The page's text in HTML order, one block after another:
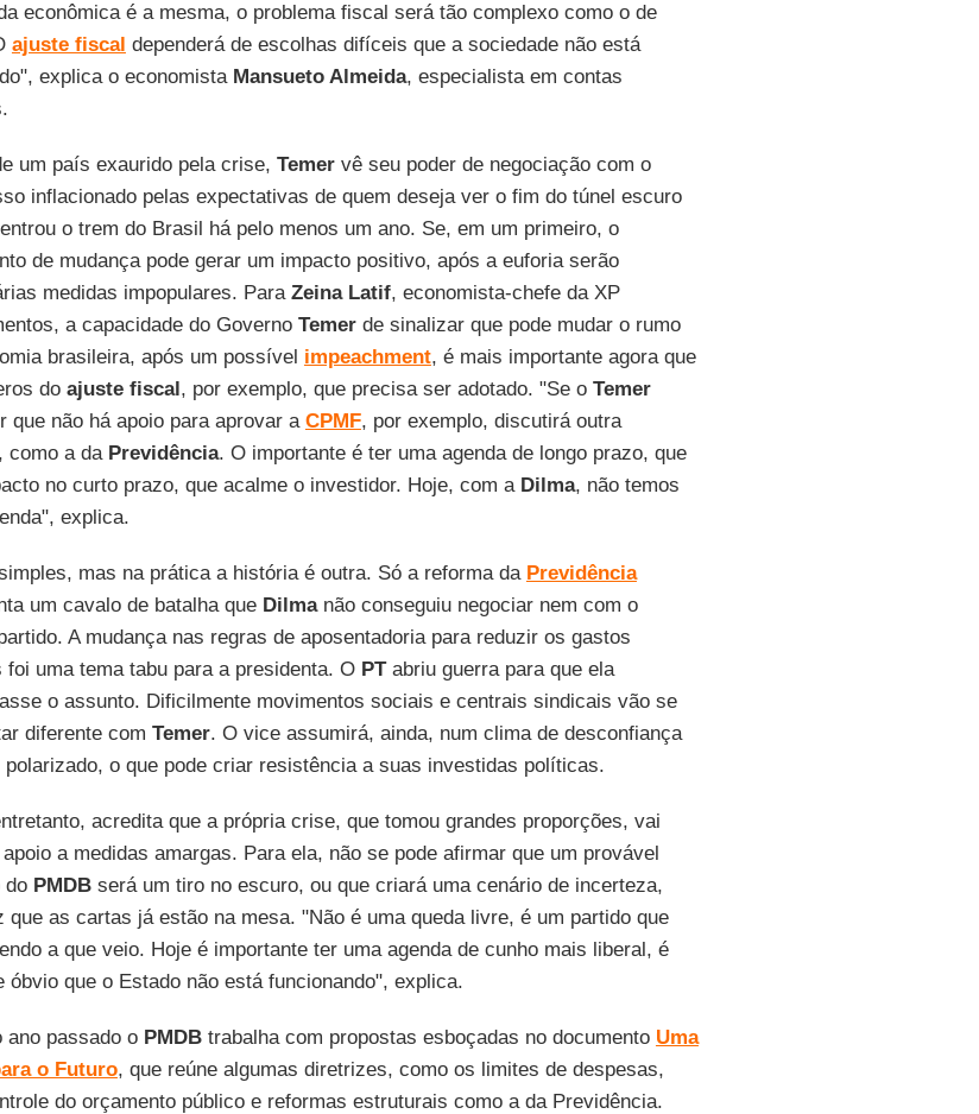
econômica é a mesma, o problema fiscal será tão complexo como o de
ajuste fiscal dependerá de escolhas difíceis que a sociedade não está
explica o economista Mansueto Almeida, especialista em contas
um país exaurido pela crise, Temervê seu poder de negociação com o
inflacionado pelas expectativas de quem deseja ver o fim do túnel escuro
o trem do Brasil há pelo menos um ano. Se, em um primeiro, o
de mudança pode gerar um impacto positivo, após a euforia serão
medidas impopulares. Para Zeina Latif, economista-chefe da XP
a capacidade do Governo Temerde sinalizar que pode mudar o rumo
brasileira, após um possível impeachment, é mais importante agora que
do ajuste fiscal, por exemplo, que precisa ser adotado. "Se o Temer
que não há apoio para aprovar a CPMF, por exemplo, discutirá outra
como a da Previdência. O importante é ter uma agenda de longo prazo, que
no curto prazo, que acalme o investidor. Hoje, com a Dilma, não temos
explica.
mas na prática a história é outra. Só a reforma da Previdência
um cavalo de batalha que Dilmanão conseguiu negociar nem com o
A mudança nas regras de aposentadoria para reduzir os gastos
foi uma tema tabu para a presidenta. O PTabriu guerra para que ela
o assunto. Dificilmente movimentos sociais e centrais sindicais vão se
diferente com Temer. O vice assumirá, ainda, num clima de desconfiança
polarizado, o que pode criar resistência a suas investidas políticas.
acredita que a própria crise, que tomou grandes proporções, vai
a medidas amargas. Para ela, não se pode afirmar que um provável
do PMDBserá um tiro no escuro, ou que criará uma cenário de incerteza,
que as cartas já estão na mesa. "Não é uma queda livre, é um partido que
a que veio. Hoje é importante ter uma agenda de cunho mais liberal, é
óbvio que o Estado não está funcionando", explica.
ano passado o PMDBtrabalha com propostas esboçadas no documento Uma
o Futuro, que reúne algumas diretrizes, como os limites de despesas,
do orçamento público e reformas estruturais como a da Previdência.